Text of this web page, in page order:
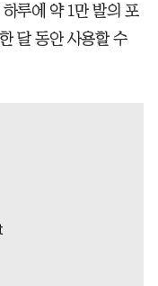
루에 약 1만 발의 포
달 동안 사용할 수